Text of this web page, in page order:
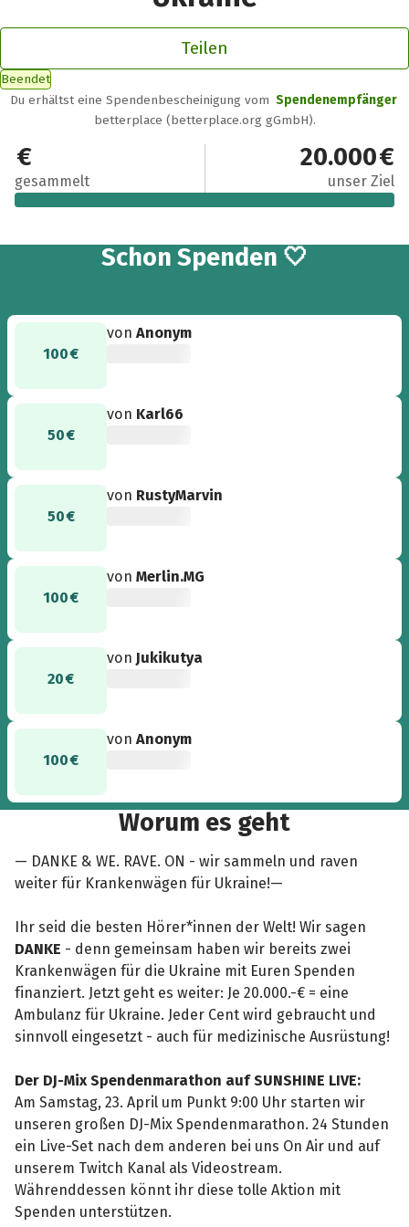
Teilen
Beendet
Du erhältst eine Spendenbescheinigung vom Spendenempfänger
betterplace (betterplace.org gGmbH).
85.740 €
gesammelt
20.000 €
unser Ziel
Schon 1.060
Spenden 🤍
100 €
vonAnonym
50 €
von Karl66
50 €
von RustyMarvin
100 €
vonMerlin.MG
20 €
von Jukikutya
100 €
vonAnonym
Worum es geht
— DANKE & WE. RAVE. ON - wir sammeln und raven
weiter für Krankenwägen für Ukraine!—
Ihr seid die besten Hörer*innen der Welt! Wir sagen
DANKE - denn gemeinsam haben wir bereits zwei
Krankenwägen für die Ukraine mit Euren Spenden
finanziert. Jetzt geht es weiter: Je 20.000.-€ = eine
Ambulanz für Ukraine. Jeder Cent wird gebraucht und
sinnvoll eingesetzt - auch für medizinische Ausrüstung!
Der DJ-Mix Spendenmarathon auf SUNSHINE LIVE:
Am Samstag, 23. April um Punkt 9:00 Uhr starten wir
unseren großen DJ-Mix Spendenmarathon. 24 Stunden
ein Live-Set nach dem anderen bei uns On Air und auf
unserem Twitch Kanal als Videostream.
Währenddessen könnt ihr diese tolle Aktion mit
Spenden unterstützen.